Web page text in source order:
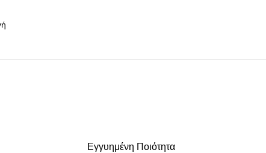
Εγγυημένη Ποιότητα